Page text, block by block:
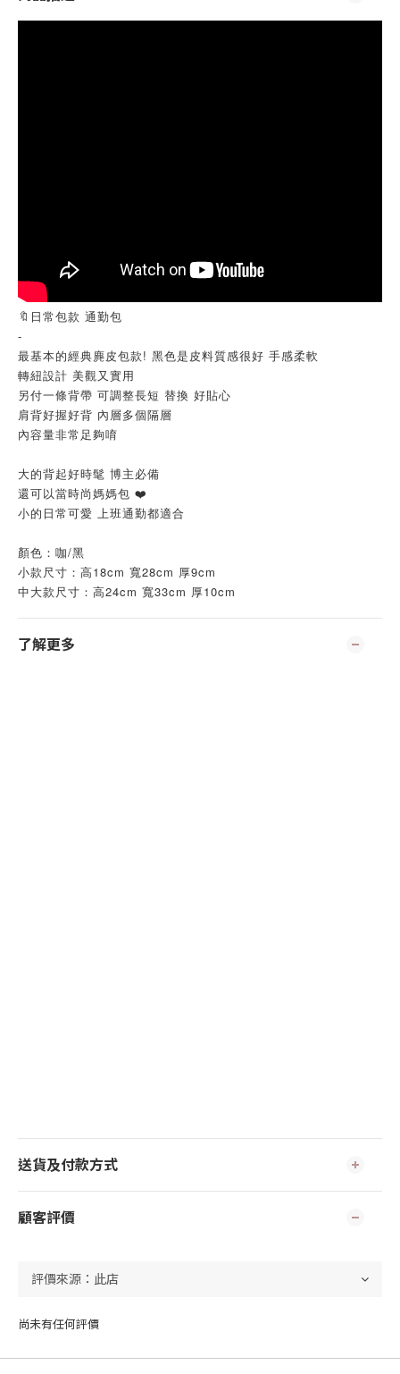
🔖日常包款 通勤包
-
最基本的經典麂皮包款! 黑色是皮料質感很好 手感柔軟
轉紐設計 美觀又實用
另付一條背帶 可調整長短 替換 好貼心
肩背好握好背 內層多個隔層
內容量非常足夠唷
大的背起好時髦 博主必備
還可以當時尚媽媽包 ❤️
小的日常可愛 上班通勤都適合
顏色：咖/黑
小款尺寸：高18cm 寬28cm 厚9cm
中大款尺寸：高24cm 寬33cm 厚10cm
了解更多
送貨及付款方式
顧客評價
尚未有任何評價